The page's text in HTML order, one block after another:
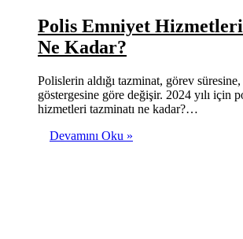
Polis Emniyet Hizmetleri
Ne Kadar?
Polislerin aldığı tazminat, görev
göstergesine göre değişir. 2024 yılı için
hizmetleri tazminatı ne kadar?…
Devamını Oku »